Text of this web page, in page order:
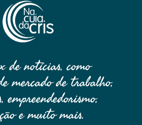
de notícias, como
mercado de trabalho,
empreendedorismo,
e muito mais.